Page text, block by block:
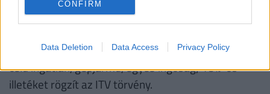
CONFIRM
Data Deletion Data Access Privacy Policy
keletkezik – kivéve szűk családi körben. A lakhatási
mértéke 9%, minden más esetben (pl. nem lakhatási
célú ingatlan, gépjármű, egyéb ingóság) 18%-os
illetéket rögzít az ITV törvény.